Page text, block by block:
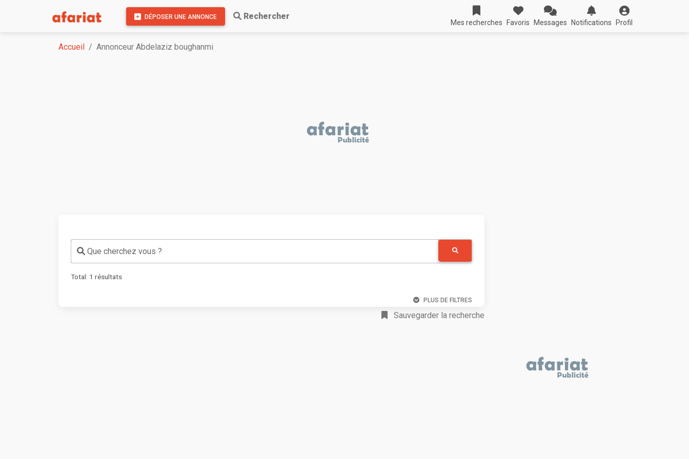
DÉPOSER UNE ANNONCE Rechercher
Mes recherches Favoris Messages Notifications Profil
Accueil Annonceur Abdelaziz boughanmi
Que cherchez vous ?
Total: 1 résultats
PLUS DE FILTRES
Sauvegarder la recherche